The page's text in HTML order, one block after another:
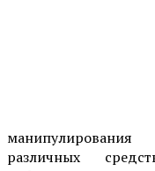
различных